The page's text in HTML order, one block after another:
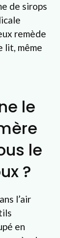
de sirops
remède
lit, même
le
le
?
l’air
en